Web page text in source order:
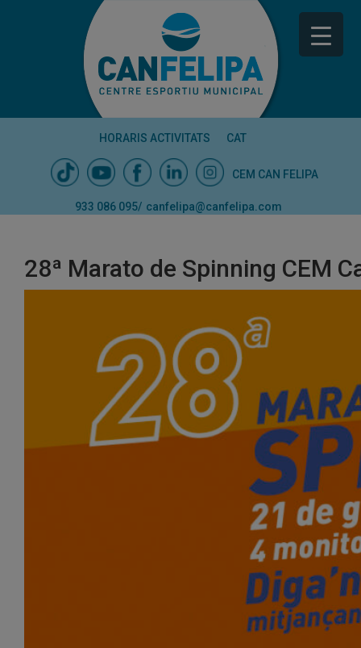
HORARIS ACTIVITATS CAT
CEM CAN FELIPA
933 086 095/ canfelipa@canfelipa.com
28ª Marato de Spinning CEM